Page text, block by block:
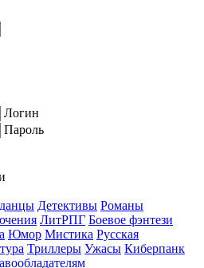
Логин
Пароль
Детективы Романы
ЛитРПГ Боевое фэнтези
Юмор Мистика Русская
Триллеры Ужасы Киберпанк